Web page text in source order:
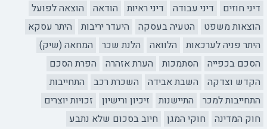
דיני חוזים
דיני עבודה דיני ראיות הודאה
הוצאה לפועל
הוצאות משפט
הטעיה בעסקה היעדר יריבות
היתר עסקא
היתר פניה לערכאות
הלוואה הלנת שכר
המחאה (שיק)
הסכם בכפייה
הסתמכות הערת אזהרה
הפרת הסכם
הקדש וצדקה
השבת אבידה השכרת רכב
התחייבות
התחייבות למכר
התיישנות זיכיון ורישיון
זכויות יוצרים
חוק המדינה
חוקי המגן
חיוב בסכום שלא נתבע